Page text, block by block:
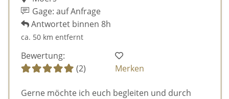
Gage: auf Anfrage
Antwortet binnen 8h
ca. 50 km entfernt
Bewertung:
(2)
Merken
Gerne möchte ich euch begleiten und durch